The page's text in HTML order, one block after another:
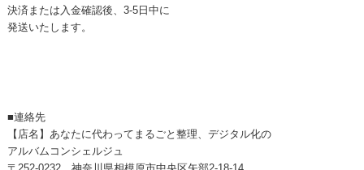
決済または入金確認後、3-5日中に
発送いたします。
■連絡先
【店名】あなたに代わってまるごと整理、デジタル化の
アルバムコンシェルジュ